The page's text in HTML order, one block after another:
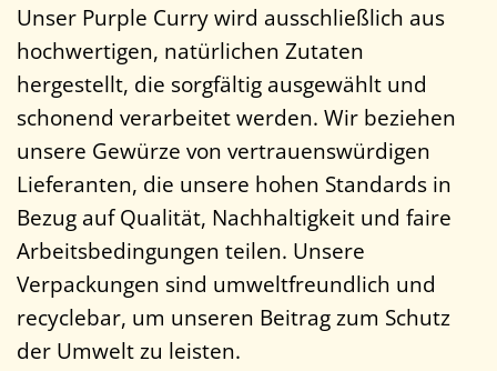
Unser Purple Curry wird ausschließlich aus
hochwertigen, natürlichen Zutaten
hergestellt, die sorgfältig ausgewählt und
schonend verarbeitet werden. Wir beziehen
unsere Gewürze von vertrauenswürdigen
Lieferanten, die unsere hohen Standards in
Bezug auf Qualität, Nachhaltigkeit und faire
Arbeitsbedingungen teilen. Unsere
Verpackungen sind umweltfreundlich und
recyclebar, um unseren Beitrag zum Schutz
der Umwelt zu leisten.